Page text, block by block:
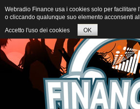
Webradio Finance usa i cookies solo per
o cliccando qualunque suo elemento acconsenti
Accetto l'uso dei cookies
OK